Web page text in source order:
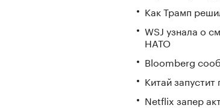
Как Трамп
WSJ узнала о
НАТО
Bloomberg
Китай
Netflix запер